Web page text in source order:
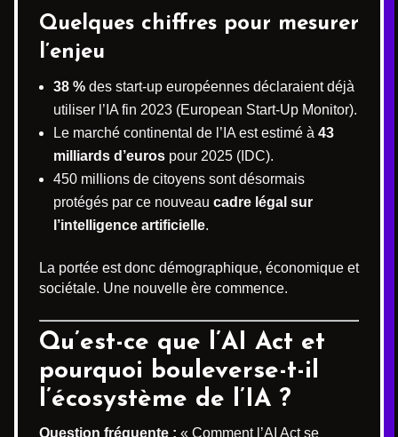
Quelques chiffres pour mesurer
l’enjeu
38 % des start-up européennes déclaraient déjà
utiliser l’IA fin 2023 (European Start-Up Monitor).
Le marché continental de l’IA est estimé à 43
milliards d’euros pour 2025 (IDC).
450 millions de citoyens sont désormais
protégés par ce nouveau cadre légal sur
l’intelligence artificielle.
La portée est donc démographique, économique et
sociétale. Une nouvelle ère commence.
Qu’est-ce que l’AI Act et
pourquoi bouleverse-t-il
l’écosystème de l’IA ?
Question fréquente : « Comment l’AI Act se